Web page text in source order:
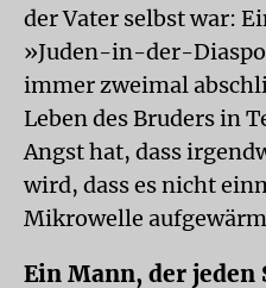
der Vater selbst war:
»Juden-in-der-
immer zweimal
Leben des Bruders in
Angst hat, dass
wird, dass es nicht
Mikrowelle
Ein Mann, der